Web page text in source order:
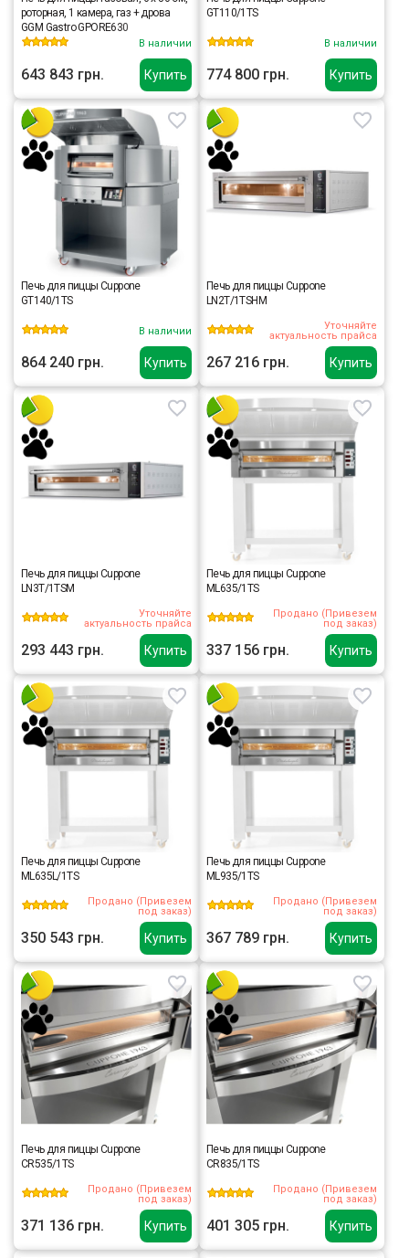
Купить
роторная, 1 камера, газ + дрова
GGM Gastro GPORE630
В наличии
643 843 грн. Купить
GT110/1TS
В наличии
774 800 грн.
Купить
Печь для пиццы Cuppone
GT140/1TS
В наличии
864 240 грн. Купить
Печь для пиццы Cuppone
LN2T/1TSHM
Уточняйте
актуальность прайса
267 216 грн.
Купить
Печь для пиццы Cuppone
LN3T/1TSM
Уточняйте
актуальность прайса
293 443 грн. Купить
Печь для пиццы Cuppone
ML635/1TS
Продано (Привезем
под заказ)
337 156 грн.
Купить
Печь для пиццы Cuppone
ML635L/1TS
Продано (Привезем
под заказ)
350 543 грн. Купить
Печь для пиццы Cuppone
ML935/1TS
Продано (Привезем
под заказ)
367 789 грн.
Купить
Печь для пиццы Cuppone
CR535/1TS
Продано (Привезем
под заказ)
371 136 грн. Купить
Печь для пиццы Cuppone
CR835/1TS
Продано (Привезем
под заказ)
401 305 грн.